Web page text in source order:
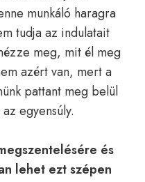
munkáló haragra
tudja az indulatait
meg, mit él meg
azért van, mert a
pattant meg belül
egyensúly.
és
lehet ezt szépen